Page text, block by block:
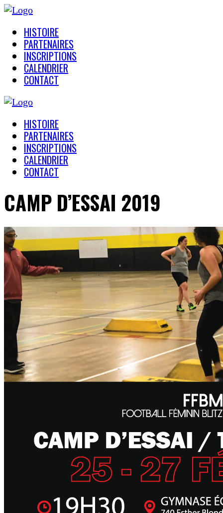
HISTOIRE
PARTENAIRES
INSCRIPTIONS
CALENDRIER
CONTACT
HISTOIRE
PARTENAIRES
INSCRIPTIONS
CALENDRIER
CONTACT
CAMP D’ESSAI 2019